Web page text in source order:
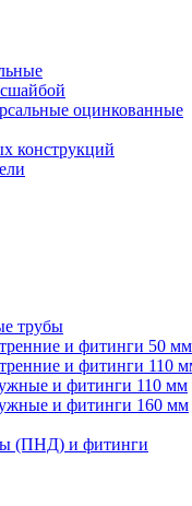
оцинкованные
конструкций
трубы
и фитинги 50 мм
и фитинги 110
и фитинги 110 мм
и фитинги 160 мм
(ПНД) и фитинги